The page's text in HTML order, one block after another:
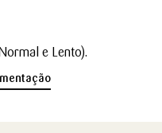
e Lento).